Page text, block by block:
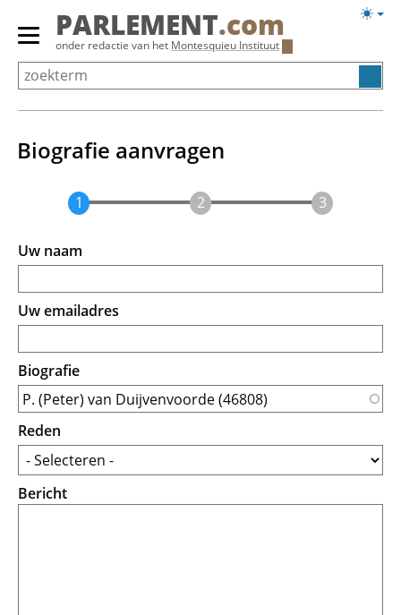
Overslaan
Primair
menu
tonen/verbergen
PARLEMENT.com
onder redactie van het Montesquieu Instituut
Biografie aanvragen
Uw naam
Uw emailadres
Biografie
Reden
Bericht